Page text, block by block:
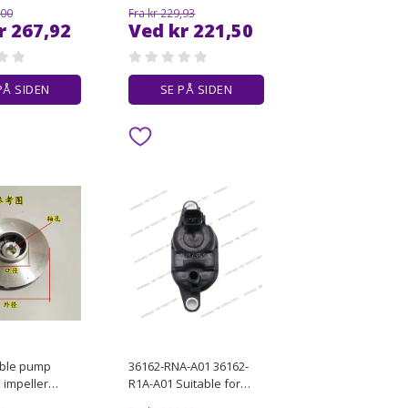
Ribbon Five
Sleeves
TEE Shirt
267,92
SIDEN
Patchwork Henley Neck
T Shirt Men Underwear
Casual Versatile
Fra kr 229,93
Ved kr 221,50
SE PÅ SIDEN
pump
impeller
36162-RNA-A01 36162-
R1A-A01 Suitable for